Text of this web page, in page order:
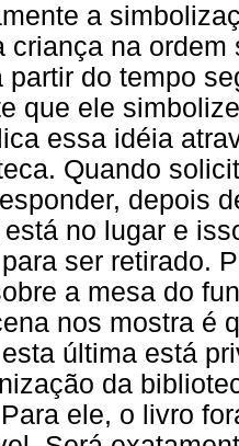
a
criança na
partir do tempo
que ele
essa idéia
Quando
depois
no lugar e
ser retirado.
a mesa do
nos mostra é
última está
da
ele, o livro